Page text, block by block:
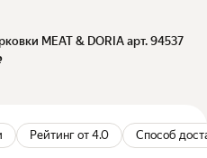
MEAT & DORIA арт. 94537
Рейтинг от 4.0 Способ